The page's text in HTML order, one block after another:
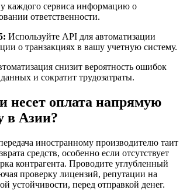
каждого сервиса информацию о
ответственности.
Используйте API для автоматизации
о транзакциях в вашу учетную систему.
снизит вероятность ошибок
и сократит трудозатраты.
несет оплата напрямую
в Азии?
иностранному производителю таит
средств, особенно если отсутствует
контрагента. Проводите углубленный
проверку лицензий, репутации на
устойчивости, перед отправкой денег.